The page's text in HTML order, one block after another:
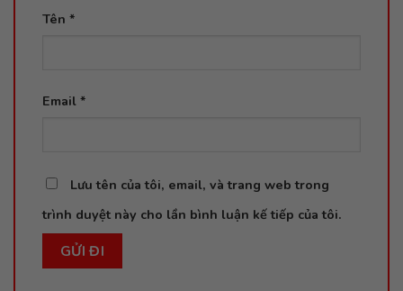
Tên *
Email *
Lưu tên của tôi, email, và trang web trong
trình duyệt này cho lần bình luận kế tiếp của tôi.